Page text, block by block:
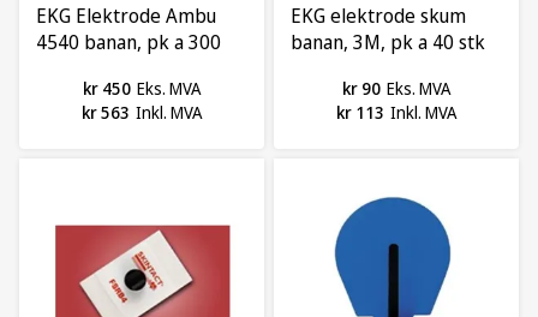
EKG Elektrode Ambu
4540 banan, pk a 300
kr 450 Eks. MVA
kr 563 Inkl. MVA
EKG elektrode skum
banan, 3M, pk a 40 stk
kr 90 Eks. MVA
kr 113 Inkl. MVA